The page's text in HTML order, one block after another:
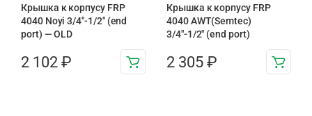
Крышка к корпусу FRP
4040 Noyi 3/4″-1/2″ (end
port) — OLD
2 102 ₽
Крышка к корпусу FRP
4040 AWT(Semtec)
3/4″-1/2″ (end port)
2 305 ₽